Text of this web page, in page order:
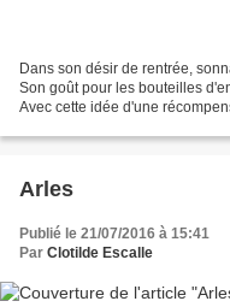
Dans son désir de rentrée,
Son goût pour les bouteilles
Avec cette idée d'une
Arles
Publié le 21/07/2016 à 15:41
Par Clotilde Escalle